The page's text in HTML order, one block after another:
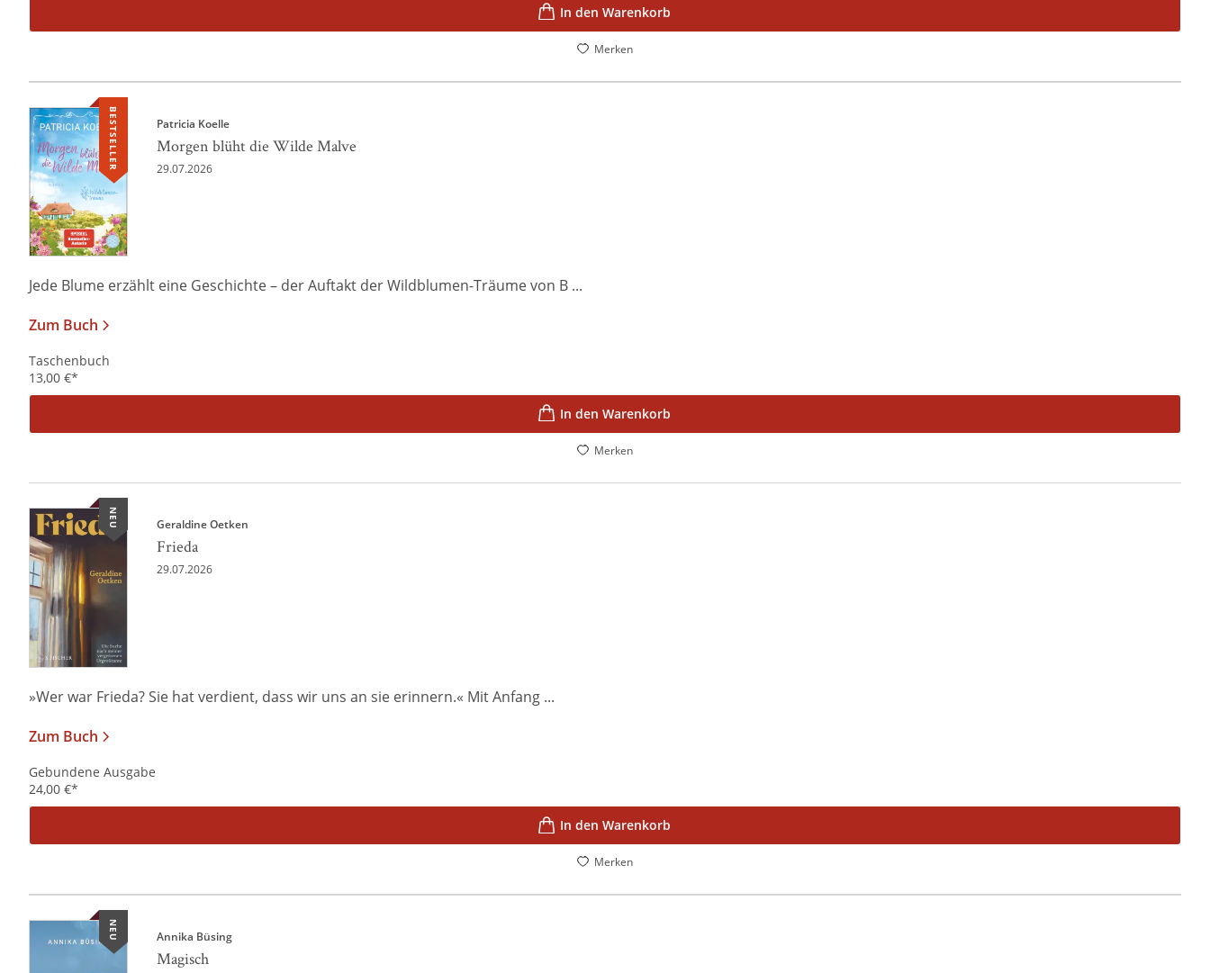
In den Warenkorb
Merken
BESTSELLER Patricia Koelle
Morgen blüht die Wilde Malve
29.07.2026
Jede Blume erzählt eine Geschichte – der Auftakt der Wildblumen-Träume von B ...
Zum Buch
Taschenbuch
13,00 €*
In den Warenkorb
Merken
NEU Geraldine Oetken
Frieda
29.07.2026
»Wer war Frieda? Sie hat verdient, dass wir uns an sie erinnern.« Mit Anfang ...
Zum Buch
Gebundene Ausgabe
24,00 €*
In den Warenkorb
Merken
NEU Annika Büsing
Magisch